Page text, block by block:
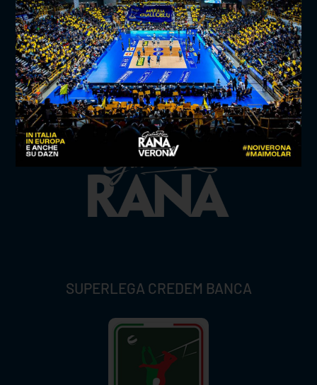
TITLE SPONSOR
SUPERLEGA CREDEM BANCA